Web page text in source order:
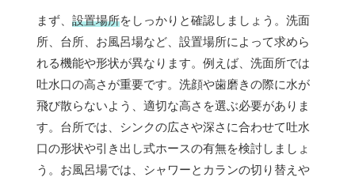
まず、 設置場所をしっかりと確認しましょう。洗面
所、台所、お風呂場など、設置場所によって求めら
れる機能や形状が異なります。例えば、洗面所では
吐水口の高さが重要です。洗顔や歯磨きの際に水が
飛び散らないよう、適切な高さを選ぶ必要がありま
す。台所では、シンクの広さや深さに合わせて吐水
口の形状や引き出し式ホースの有無を検討しましょ
う。お風呂場では、シャワーとカランの切り替えや